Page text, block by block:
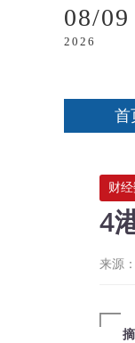
08/09
2026
首
财
4
来源